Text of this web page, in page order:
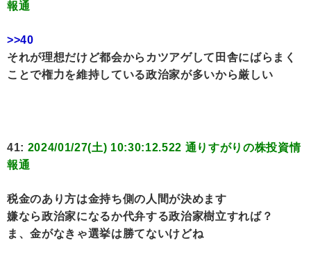
報通
>>40
それが理想だけど都会からカツアゲして田舎にばらまく
ことで権力を維持している政治家が多いから厳しい
41: 2024/01/27(土) 10:30:12.522 通りすがりの株投資情
報通
税金のあり方は金持ち側の人間が決めます
嫌なら政治家になるか代弁する政治家樹立すれば？
ま、金がなきゃ選挙は勝てないけどね